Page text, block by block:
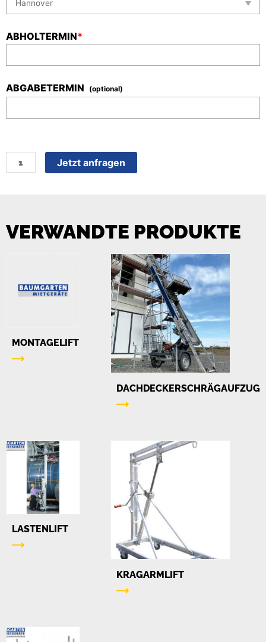
ABHOLTERMIN*
ABGABETERMIN (optional)
Jetzt anfragen
VERWANDTE PRODUKTE
MONTAGELIFT
DACHDECKERSCHRÄGAUFZUG
LASTENLIFT
KRAGARMLIFT